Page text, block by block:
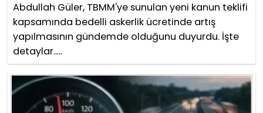
Abdullah Güler, TBMM'ye sunulan yeni kanun teklifi
kapsamında bedelli askerlik ücretinde artış
yapılmasının gündemde olduğunu duyurdu. İşte
detaylar.....